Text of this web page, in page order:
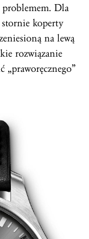
problemem. Dla
koperty
na lewą
rozwiązanie
„praworęcznego”